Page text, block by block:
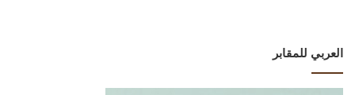
العربي للمقابر